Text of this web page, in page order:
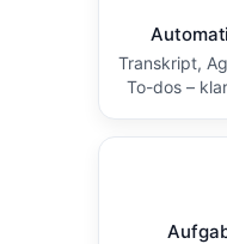
Transkript,
To-dos –